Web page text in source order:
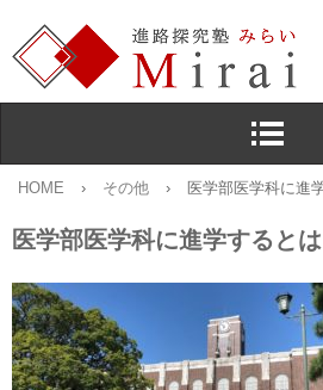
HOME › その他 › 医学部医学科に進
医学部医学科に進学するとは